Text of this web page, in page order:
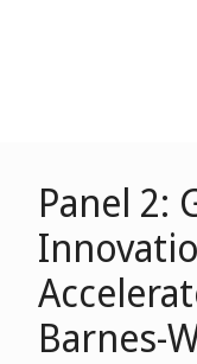
Panel 2:
Barnes-